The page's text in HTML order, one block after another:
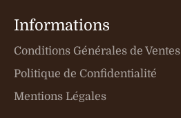
Informations
Conditions Générales de Ventes
Politique de Confidentialité
Mentions Légales